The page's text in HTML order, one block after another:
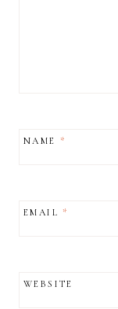
NAME *
EMAIL*
WEBSITE